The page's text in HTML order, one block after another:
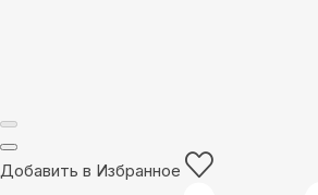
Добавить в Избранное